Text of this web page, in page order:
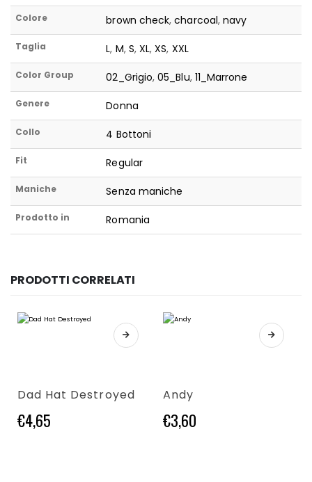
Colore brown check,charcoal, navy
Taglia L, M, S,XL,XS, XXL
Color Group 02_Grigio,05_Blu, 11_Marrone
Genere Donna
Collo 4 Bottoni
Fit Regular
Maniche Senza maniche
Prodotto in Romania
PRODOTTI CORRELATI
Questo prodotto ha più varianti. Le opzioni possono essere scelte nella pagina del prodotto
Dad Hat Destroyed
€4,65
Questo prodotto ha più varianti. Le opzioni possono essere scelte nella pagina del prodotto
Andy
€3,60